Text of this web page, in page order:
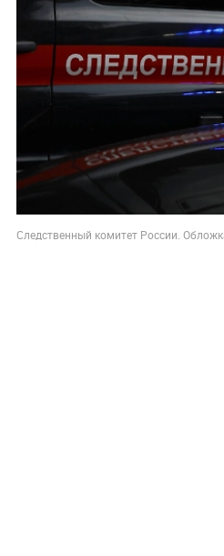
Следственный комитет России.